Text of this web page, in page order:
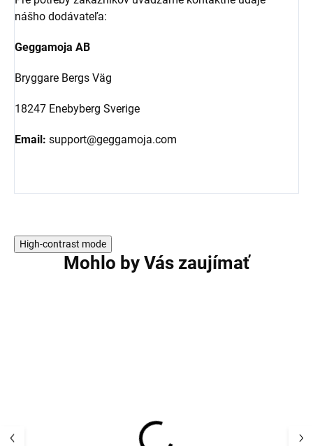
nášho dodávateľa:
Geggamoja AB
Bryggare Bergs Väg
18247 Enebyberg Sverige
Email: support@geggamoja.com
High-contrast mode
Mohlo by Vás zaujímať